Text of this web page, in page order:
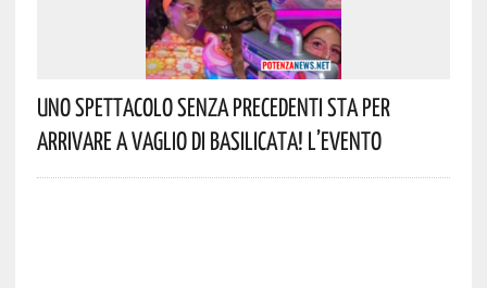
Uno Spettacolo Senza Precedenti Sta Per
Arrivare A Vaglio Di Basilicata! L’evento